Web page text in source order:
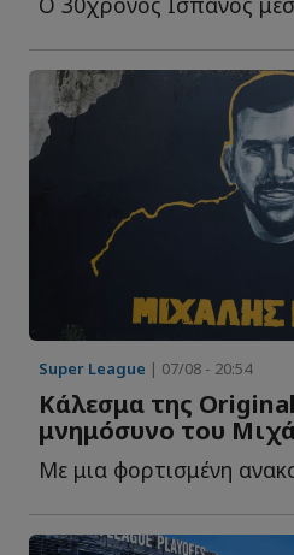
Super League | 07/08 - 20:54
Κάλεσμα της
μνημόσυνο του